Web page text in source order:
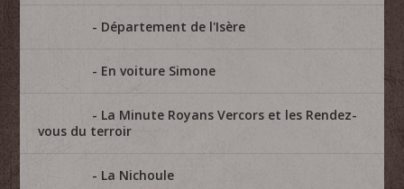
Département de l'Isère
En voiture Simone
La Minute Royans Vercors et les Rendez-
vous du terroir
La Nichoule